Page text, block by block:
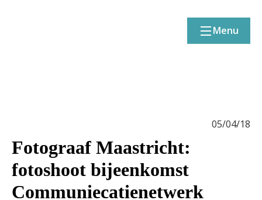
Menu
05/04/18
Fotograaf Maastricht:
fotoshoot bijeenkomst
Communiecatienetwerk